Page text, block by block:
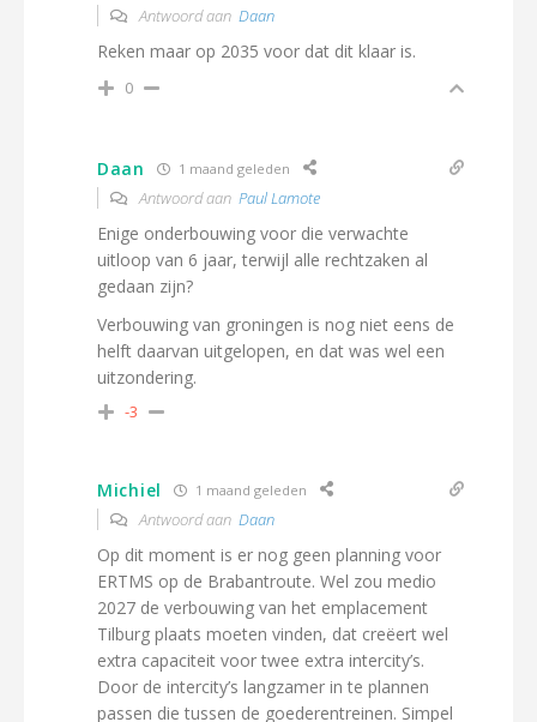
Antwoord aan Daan
Reken maar op 2035 voor dat dit klaar is.
0
Daan 1 maand geleden
Antwoord aan Paul Lamote
Enige onderbouwing voor die verwachte
uitloop van 6 jaar, terwijl alle rechtzaken al
gedaan zijn?
Verbouwing van groningen is nog niet eens de
helft daarvan uitgelopen, en dat was wel een
uitzondering.
-3
Michiel 1 maand geleden
Antwoord aan Daan
Op dit moment is er nog geen planning voor
ERTMS op de Brabantroute. Wel zou medio
2027 de verbouwing van het emplacement
Tilburg plaats moeten vinden, dat creëert wel
extra capaciteit voor twee extra intercity’s.
Door de intercity’s langzamer in te plannen
passen die tussen de goederentreinen. Simpel